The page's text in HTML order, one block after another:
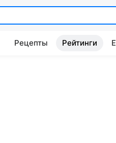
Рецепты Рейтинги